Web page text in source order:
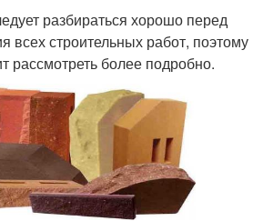
разбираться хорошо перед
всех строительных работ, поэтому
рассмотреть более подробно.